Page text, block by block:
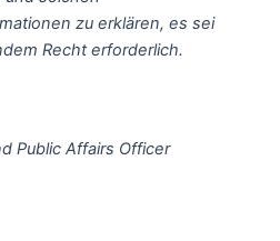
zu erklären, es sei
Recht erforderlich.
Public Affairs Officer